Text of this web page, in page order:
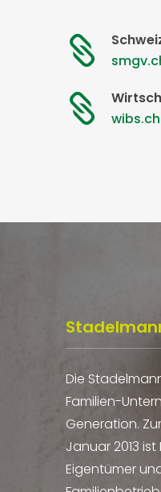


wibs.ch
Die
Familien-
Generation.
Januar 2013
Eigentümer